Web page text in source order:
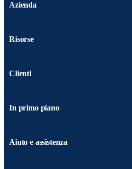
Azienda
Risorse
Clienti
In primo piano
Aiuto e assistenza